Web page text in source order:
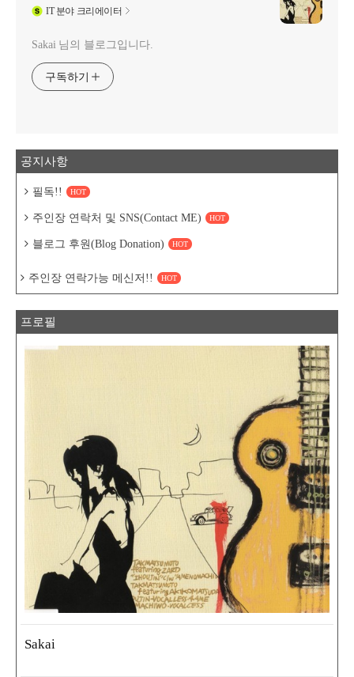
IT분야 크리에이터
Sakai 님의 블로그입니다.
구독하기
공지사항
필독!! HOT
주인장 연락처 및 SNS(Contact ME) HOT
블로그 후원(Blog Donation) HOT
주인장 연락가능 메신저!! HOT
프로필
Sakai